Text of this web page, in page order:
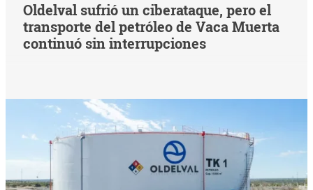
Oldelval sufrió un ciberataque, pero el
transporte del petróleo de Vaca Muerta
continuó sin interrupciones